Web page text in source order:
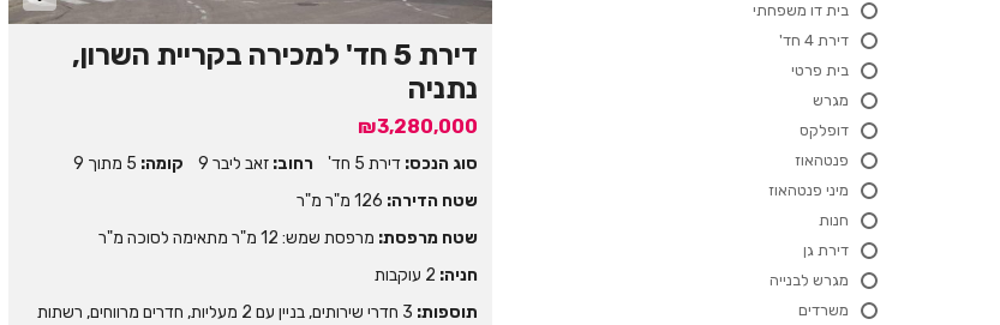
בית דו משפחתי
דירת 4 חד'
בית פרטי
מגרש
דופלקס
פנטהאוז
מיני פנטהאוז
חנות
דירת גן
מגרש לבנייה
משרדים
דירת 5 חד' למכירה בקריית השרון,
נתניה
₪3,280,000
סוג הנכס: דירת 5 חד' רחוב: זאב ליבר 9 קומה: 5 מתוך 9
שטח הדירה: 126 מ"ר מ"ר
שטח מרפסת: מרפסת שמש: 12 מ"ר מתאימה לסוכה מ"ר
חניה: 2 עוקבות
תוספות: 3 חדרי שירותים ,בניין עם 2 מעליות , חדרים מרווחים, רשתות